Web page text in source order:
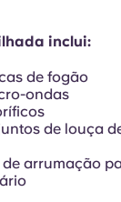
inclui:
de fogão
ondas
de louça
arrumação